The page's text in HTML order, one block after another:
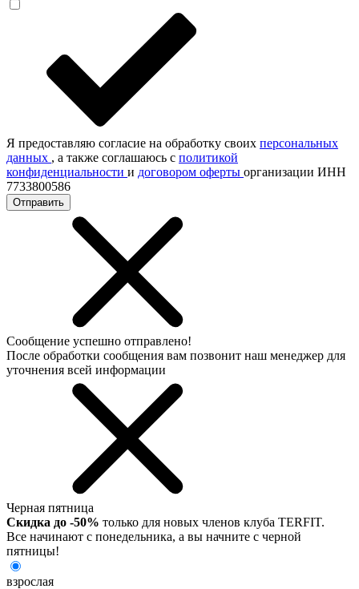
Я предоставляю согласие на обработку своих персональных
данных , а также соглашаюсь с политикой
конфиденциальности и договором оферты организации ИНН
7733800586
Отправить
Сообщение успешно отправлено!
После обработки сообщения вам позвонит наш менеджер для
уточнения всей информации
Черная пятница
Скидка до -50% только для новых членов клуба TERFIT.
Все начинают с понедельника, а вы начните с черной
пятницы!
взрослая